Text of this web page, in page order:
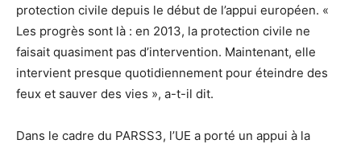
protection civile depuis le début de l’appui européen. «
Les progrès sont là : en 2013, la protection civile ne
faisait quasiment pas d’intervention. Maintenant, elle
intervient presque quotidiennement pour éteindre des
feux et sauver des vies », a-t-il dit.
Dans le cadre du PARSS3, l’UE a porté un appui à la